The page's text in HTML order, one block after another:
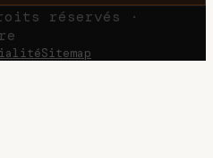
réservés ·
Sitemap